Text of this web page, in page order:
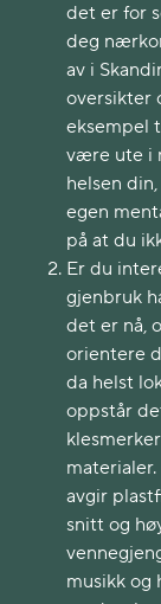
det er for
deg
av i
oversikter
eksempel
være ute i
helsen
egen
på at du
Er du
gjenbruk
det er nå,
orientere
da helst
oppstår
avgir
snitt og
musikk og